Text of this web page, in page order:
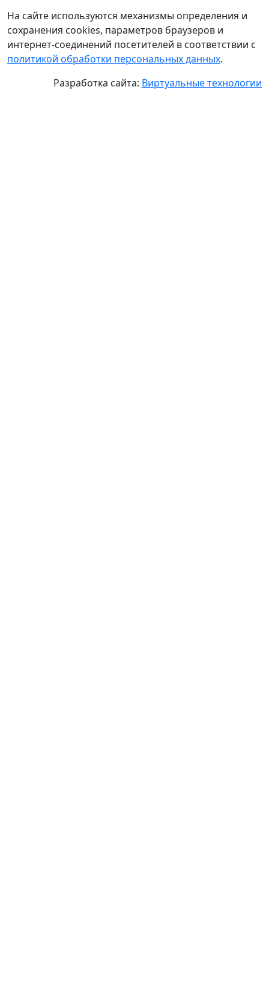
На сайте используются механизмы определения и
сохранения cookies, параметров браузеров и
интернет-соединений посетителей в соответствии с
политикой обработки персональных данных.
Разработка сайта: Виртуальные технологии